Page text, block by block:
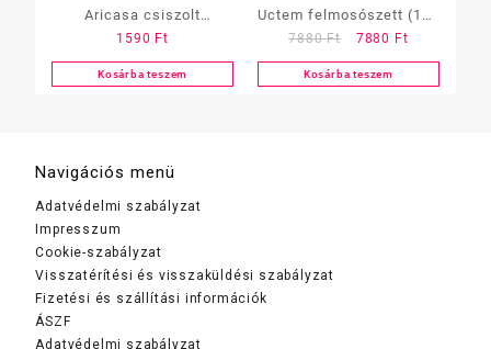
Aricasa csiszolt
fanyél,menet nélkül 1,5m
1590 Ft
Kosárba teszem
Uctem felmosószett (140
cm alu nyél + mop 40cm
+ 40 cm-s moptartó)
7880Ft
Original
price
was:
7880 FtCurrent
price
is:
Kosárba teszem
Navigációs menü
Adatvédelmi szabályzat
Impresszum
Cookie-szabályzat
Visszatérítési és visszaküldési szabályzat
Fizetési és szállítási információk
ÁSZF
Adatvédelmi szabályzat